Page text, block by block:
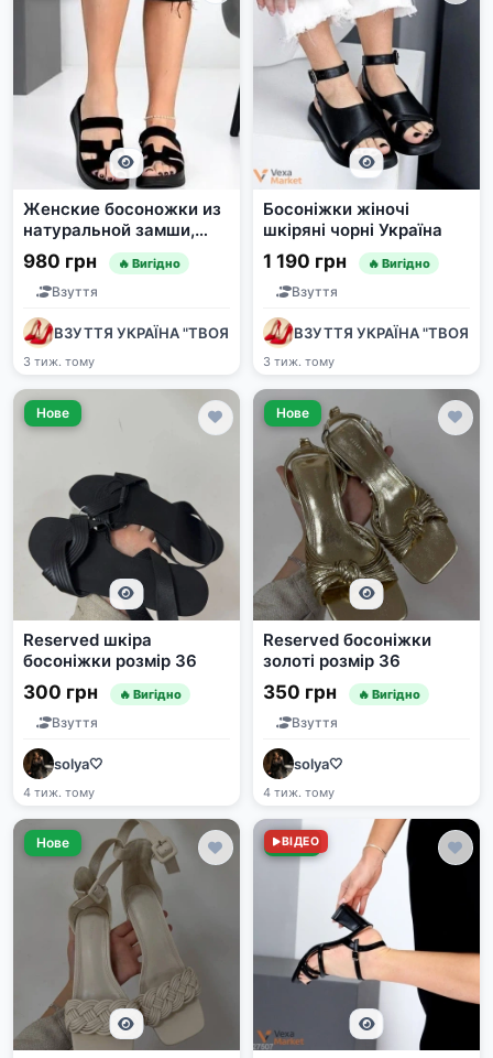
Женские босоножки из
натуральной замши,
черные, Украина
980 грн 🔥 Вигідно
Взуття
ВЗУТТЯ УКРАЇНА "ТВОЯ ПАРА"
3 тиж. тому
Босоніжки жіночі
шкіряні чорні Україна
1 190 грн 🔥 Вигідно
Взуття
ВЗУТТЯ УКРАЇНА "ТВОЯ
3 тиж. тому
Нове
Reserved шкіра
босоніжки розмір 36
300 грн 🔥 Вигідно
Взуття
solya🤍
4 тиж. тому
Нове
Reserved босоніжки
золоті розмір 36
350 грн 🔥 Вигідно
Взуття
solya🤍
4 тиж. тому
Нове Нове
ВІДЕО